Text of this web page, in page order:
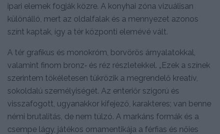
ipari elemek fogják közre. A konyhai zóna vizuálisan
különálló, mert az oldalfalak és a mennyezet azonos
színt kaptak, így a tér központi elemévé vált.
A tér grafikus és monokróm, borvörös árnyalatokkal,
valamint finom bronz‑ és réz részletekkel. „Ezek a színek
szerintem tökéletesen tükrözik a megrendelő kreatív,
sokoldalú személyiségét. Az enteriőr szigorú és
visszafogott, ugyanakkor kifejező, karakteres; van benne
némi brutalitás, de nem túlzó. A markáns formák és a
csempe lágy, játékos ornamentikája a férfias és nőies